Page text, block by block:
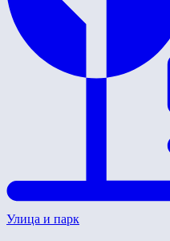
Улица и парк